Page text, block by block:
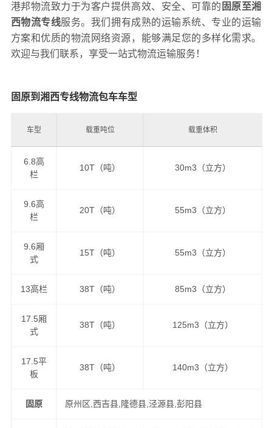
港邦物流致力于为客户提供高效、安全、可靠的 固原至湘
西物流专线服务。我们拥有成熟的运输系统、专业的运输
方案和优质的物流网络资源，能够满足您的多样化需求。
欢迎与我们联系，享受一站式物流运输服务！
固原到湘西专线物流包车车型
车型 载重吨位 载重体积
6.8高
栏
10T（吨） 30m3（立方）
9.6高
栏
20T（吨） 55m3（立方）
9.6厢
式
15T（吨） 55m3（立方）
13高栏 38T（吨） 85m3（立方）
17.5厢
式
38T（吨） 125m3（立方）
17.5平
板
38T（吨） 140m3（立方）
固原 原州区,西吉县,隆德县,泾源县,彭阳县